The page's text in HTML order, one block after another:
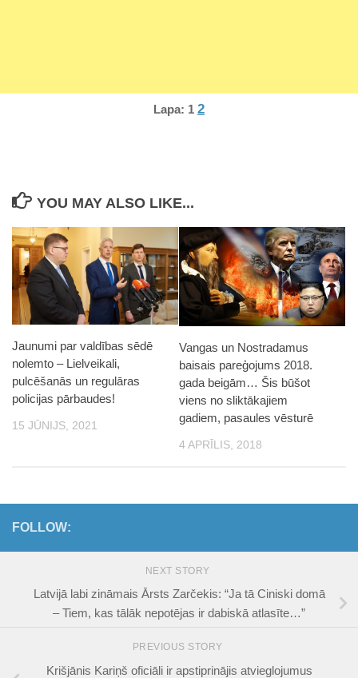
Lapa: 1 2
YOU MAY ALSO LIKE...
Jaunumi par valdības sēdē
nolemto – Lielveikali,
pulcēšanās un regulāras
policijas pārbaudes!
15 JŪNIJS, 2021
Vangas un Nostradamus
baisais pareģojums 2018.
gada beigām… Šis būšot
viens no sliktākajiem
gadiem, pasaules vēsturē
4 APRĪLIS, 2018
FOLLOW:
NEXT STORY
Latvijā labi zināmais Ārsts Zarčekis: “Ja tā Ciniski domā
– Tiem, kas tālāk nepotējas ir dabiskā atlasīte…”
PREVIOUS STORY
Krišjānis Kariņš oficiāli ir apstiprinājis atvieglojumus